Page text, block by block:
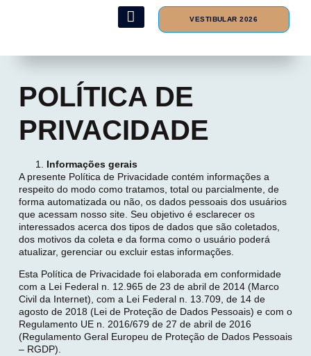
VESTIBULAR 2026
POLÍTICA DE
PRIVACIDADE
Informações gerais
A presente Política de Privacidade contém informações a
respeito do modo como tratamos, total ou parcialmente, de
forma automatizada ou não, os dados pessoais dos usuários
que acessam nosso site. Seu objetivo é esclarecer os
interessados acerca dos tipos de dados que são coletados,
dos motivos da coleta e da forma como o usuário poderá
atualizar, gerenciar ou excluir estas informações.
Esta Política de Privacidade foi elaborada em conformidade
com a Lei Federal n. 12.965 de 23 de abril de 2014 (Marco
Civil da Internet), com a Lei Federal n. 13.709, de 14 de
agosto de 2018 (Lei de Proteção de Dados Pessoais) e com o
Regulamento UE n. 2016/679 de 27 de abril de 2016
(Regulamento Geral Europeu de Proteção de Dados Pessoais
– RGDP).